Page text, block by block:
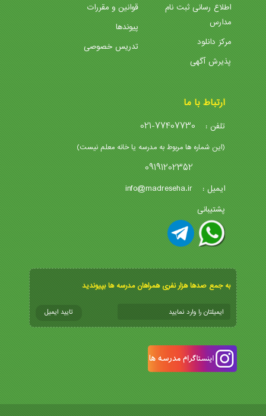
اطلاع رسانی ثبت نام
مدارس
مرکز دانلود
پذیرش آگهی
قوانین و مقررات
پیوندها
تدریس خصوصی
ارتباط با ما
تلفن : 021-77407730
(این شماره ها مربوط به مدرسه یا خانه معلم نیست)
09191202352
ایمیل : info@madreseha.ir
پشتیبانی
به جمع صدها هزار نفری همراهان مدرسه ها بپیوندید